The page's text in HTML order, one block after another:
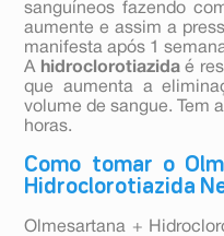
sanguíneos fazendo
aumente e assim a
manifesta após 1
A hidroclorotiazidaé
que aumenta a
volume de sangue. Tem
horas.
Como tomar o
Hidroclorotiazida
Olmesartana +